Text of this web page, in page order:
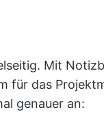
Mit
für das
genauer an: